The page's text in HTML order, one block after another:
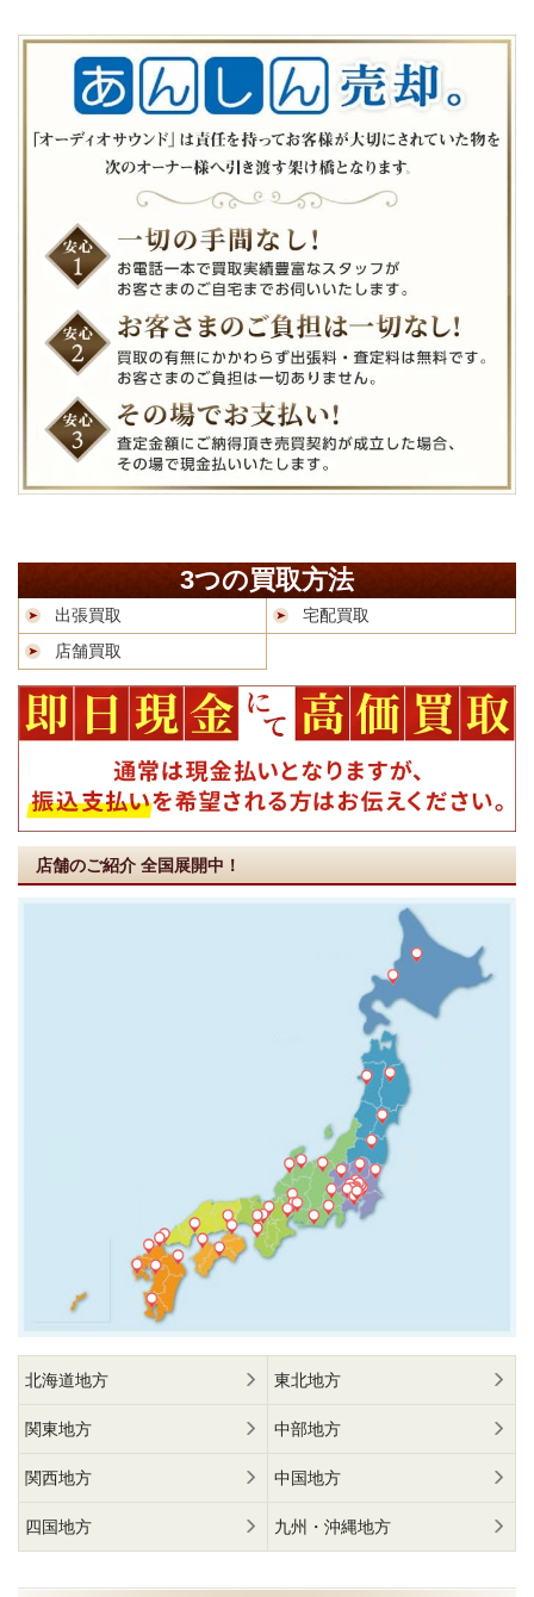
3つの買取方法
出張買取
宅配買取
店舗買取
店舗のご紹介 全国展開中！
北海道地方 東北地方
関東地方 中部地方
関西地方 中国地方
四国地方 九州・沖縄地方